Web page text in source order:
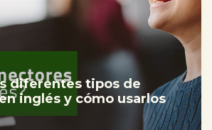
diferentes tipos de
inglés y cómo usarlos